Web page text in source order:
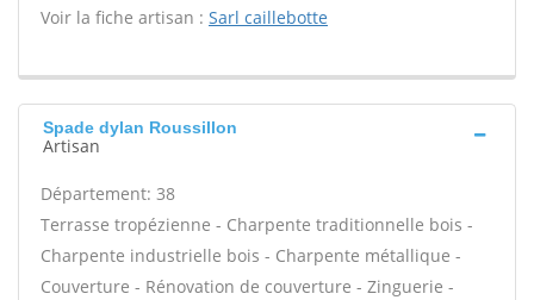
Voir la fiche artisan : Sarl caillebotte
Spade dylan Roussillon
Artisan
Département: 38
Terrasse tropézienne - Charpente traditionnelle bois -
Charpente industrielle bois - Charpente métallique -
Couverture - Rénovation de couverture - Zinguerie -